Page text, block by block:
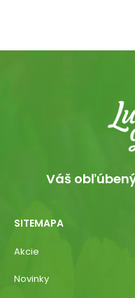
Váš
SITEMAPA
Akcie
Novinky